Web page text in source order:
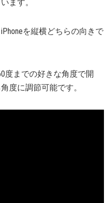
ます。
を縦横どちらの向きで
度までの好きな角度で開
度に調節可能です。